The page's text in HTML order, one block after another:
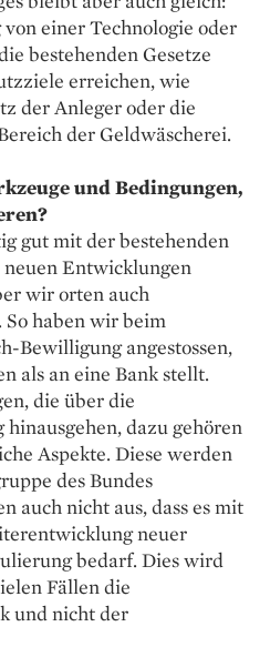
einer Technologie oder
bestehenden Gesetze
erreichen, wie
der Anleger oder die
der Geldwäscherei.
und Bedingungen,
gut mit der bestehenden
Entwicklungen
wir orten auch
So haben wir beim
Bewilligung angestossen,
als an eine Bank stellt.
die über die
dazu gehören
Aspekte. Diese werden
des Bundes
auch nicht aus, dass es mit
neuer
bedarf. Dies wird
Fällen die
und nicht der